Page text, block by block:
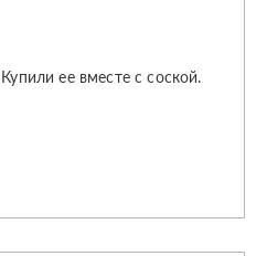
ее вместе с соской.